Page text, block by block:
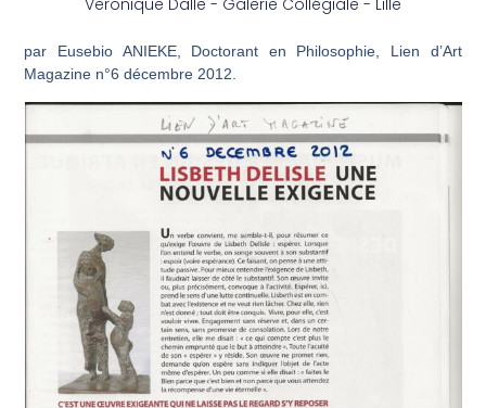
Veronique Dalle - Galerie Collégiale - Lille
par Eusebio ANIEKE, Doctorant en Philosophie, Lien d’Art
Magazine n°6 décembre 2012.